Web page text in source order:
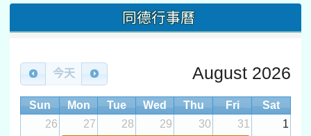
18 19
24 27 28 29
新生智力測驗補測(...
下午-新進教師研習
教師備課會議
新生訓練(整天)新生訓練(~12:00)
下午-校務會議
同德行事曆
今天 August 2026
Sun Mon Tue Wed Thu Fri
Sat
26
27 28 29 30 31 1